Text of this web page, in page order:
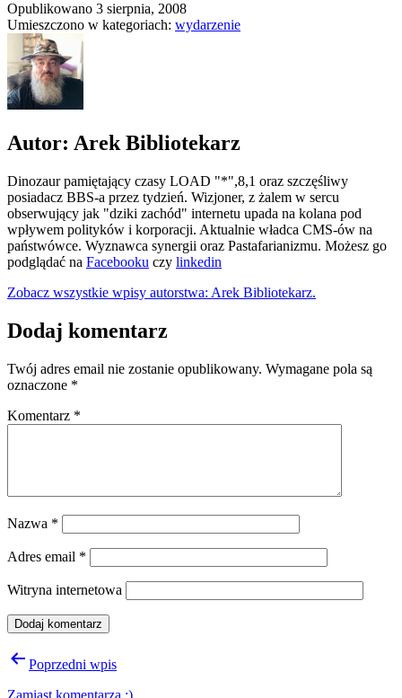
Opublikowano 3 sierpnia, 2008
Umieszczono w kategoriach: wydarzenie
Autor: Arek Bibliotekarz
Dinozaur pamiętający czasy LOAD "*",8,1 oraz szczęśliwy
posiadacz BBS-a przez tydzień. Wizjoner, z żalem w sercu
obserwujący jak "dziki zachód" internetu upada na kolana pod
wpływem polityków i korporacji. Aktualnie władca CMS-ów na
państwówce. Wyznawca synergii oraz Pastafarianizmu. Możesz go
podglądać na Facebooku czy linkedin
Zobacz wszystkie wpisy autorstwa: Arek Bibliotekarz.
Dodaj komentarz
Twój adres email nie zostanie opublikowany. Wymagane pola są
oznaczone *
Komentarz *
Nazwa *
Adres email *
Witryna internetowa
Nawigacja
Poprzedni wpis
Zamiast komentarza :)